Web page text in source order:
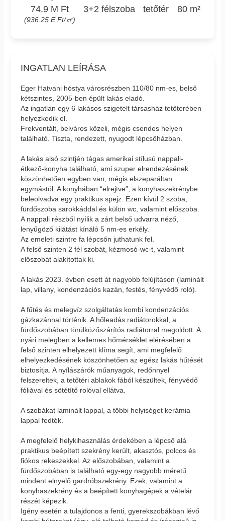
74.9 M Ft
(936.25 E Ft/㎡)
3+2 félszoba tetőtér 80 m²
INGATLAN LEÍRÁSA
Eger Hatvani hóstya városrészben 110/80 nm-es, belső
kétszintes, 2005-ben épült lakás eladó.
Az ingatlan egy 6 lakásos szigetelt társasház tetőterében
helyezkedik el.
Frekventált, belváros közeli, mégis csendes helyen
található. Tiszta, rendezett, nyugodt lépcsőházban.
A lakás alsó szintjén tágas amerikai stílusú nappali-
étkező-konyha található, ami szuper elrendezésének
köszönhetően egyben van, mégis elszeparáltan
egymástól. A konyhában “elrejtve”, a konyhaszekrénybe
beleolvadva egy praktikus spejz. Ezen kívül 2 szoba,
fürdőszoba sarokkáddal és külön wc, valamint előszoba.
A nappali részből nyílik a zárt belső udvarra néző,
lenyűgöző kilátást kínáló 5 nm-es erkély.
Az emeleti szintre fa lépcsőn juthatunk fel.
A felső szinten 2 fél szobát, kézmosó-wc-t, valamint
előszobát alakítottak ki.
A lakás 2023. évben esett át nagyobb felújításon (laminált
lap, villany, kondenzációs kazán, festés, fényvédő roló).
A fűtés és melegvíz szolgáltatás kombi kondenzációs
gázkazánnal történik. A hőleadás radiátorokkal, a
fürdőszobában törülközőszárítós radiátorral megoldott. A
nyári melegben a kellemes hőmérséklet elérésében a
felső szinten elhelyezett klíma segít, ami megfelelő
elhelyezkedésének köszönhetően az egész lakás hűtését
biztosítja. A nyílászárók műanyagok, redőnnyel
felszereltek, a tetőtéri ablakok fából készültek, fényvédő
fóliával és sötétítő rolóval ellátva.
A szobákat laminált lappal, a többi helyiséget kerámia
lappal fedték.
A megfelelő helykihasználás érdekében a lépcső alá
praktikus beépített szekrény került, akasztós, polcos és
fiókos rekeszekkel. Az előszobában, valamint a
fürdőszobában is található egy-egy nagyobb méretű
mindent elnyelő gardróbszekrény. Ezek, valamint a
konyhaszekrény és a beépített konyhagépek a vételár
részét képezik.
Igény esetén a tulajdonos a fenti, gyerekszobákban lévő